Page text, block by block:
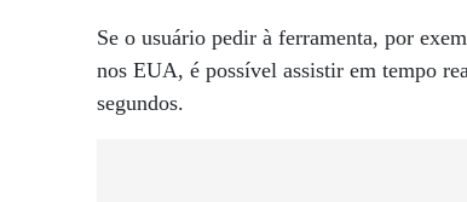
Se o usuário pedir à ferramenta, por
nos EUA, é possível assistir em tempo
segundos.